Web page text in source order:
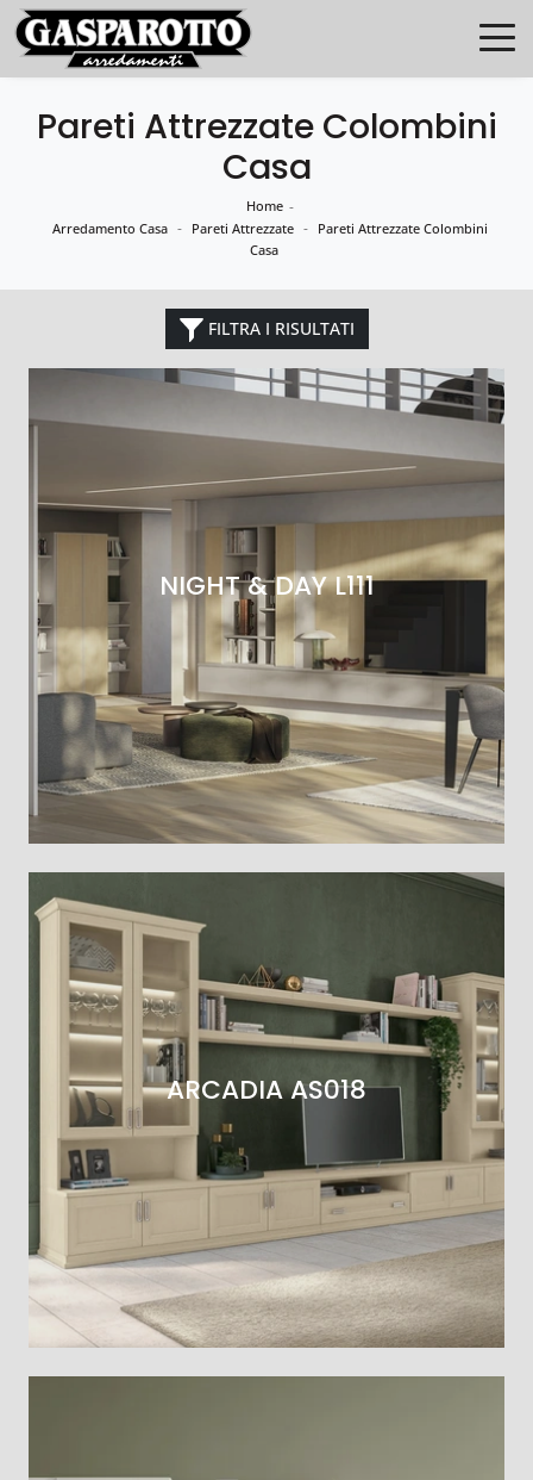
Pareti Attrezzate Colombini
Casa
Home -
Arredamento Casa - Pareti Attrezzate - Pareti Attrezzate Colombini
Casa
FILTRA I RISULTATI
NIGHT & DAY L111
ARCADIA AS018